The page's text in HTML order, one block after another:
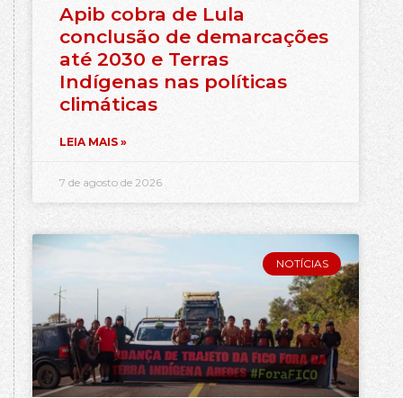
Apib cobra de Lula
conclusão de demarcações
até 2030 e Terras
Indígenas nas políticas
climáticas
LEIA MAIS »
7 de agosto de 2026
NOTÍCIAS